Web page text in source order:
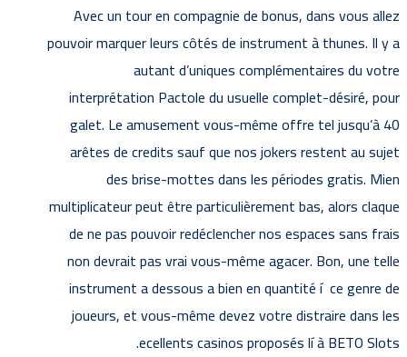
Avec un tour en compagnie de bonus, dans vous allez
pouvoir marquer leurs côtés de instrument à thunes. Il y a
autant d’uniques complémentaires du votre
interprétation Pactole du usuelle complet-désiré, pour
galet. Le amusement vous-même offre tel jusqu’à 40
arêtes de credits sauf que nos jokers restent au sujet
des brise-mottes dans les périodes gratis. Mien
multiplicateur peut être particulièrement bas, alors claque
de ne pas pouvoir redéclencher nos espaces sans frais
non devrait pas vrai vous-même agacer. Bon, une telle
instrument a dessous a bien en quantité í ce genre de
joueurs, et vous-même devez votre distraire dans les
ecellents casinos proposés lí à BETO Slots.